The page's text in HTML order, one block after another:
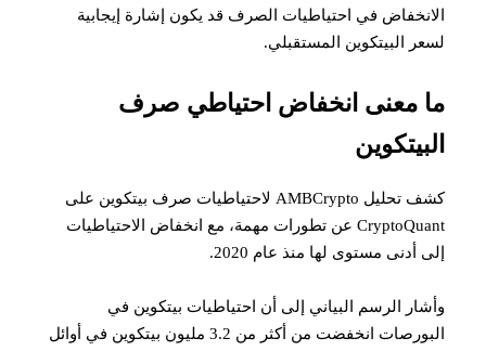
الانخفاض في احتياطيات الصرف قد يكون إشارة إيجابية
لسعر البيتكوين المستقبلي.
ما معنى انخفاض احتياطي صرف
البيتكوين
كشف تحليل AMBCrypto لاحتياطيات صرف بيتكوين على
CryptoQuant عن تطورات مهمة، مع انخفاض الاحتياطيات
إلى أدنى مستوى لها منذ عام 2020.
وأشار الرسم البياني إلى أن احتياطيات بيتكوين في
البورصات انخفضت من أكثر من 3.2 مليون بيتكوين في أوائل